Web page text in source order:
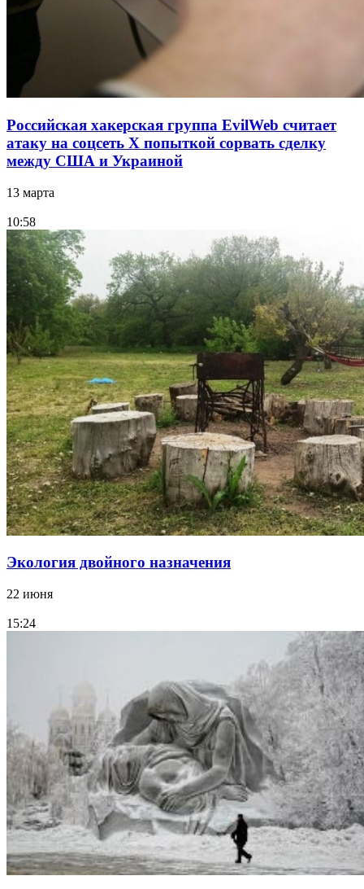
Российская хакерская группа EvilWeb считает
атаку на соцсеть Х попыткой сорвать сделку
между США и Украиной
13 марта
10:58
Экология двойного назначения
22 июня
15:24